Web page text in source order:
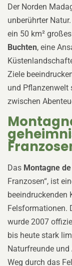
Der Norden
unberührter
ein 50 km²
Buchten, eine
Ziele
und Pflanzenwelt
zwischen
Das Montagne
Franzosen“, ist
beeindruckenden
Felsformationen.
wurde 2007
bis heute stark
Naturfreunde und
Weg durch das